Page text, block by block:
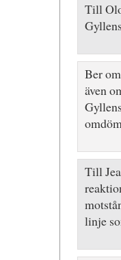
Till
Ber
även
Till
linje